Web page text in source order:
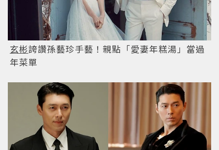
玄彬誇讚孫藝珍手藝！親點「愛妻年糕湯」當過
年菜單